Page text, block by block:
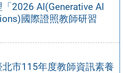
2026 AI(Generative AI
國際證照教師研習
市115年度教師資訊素養